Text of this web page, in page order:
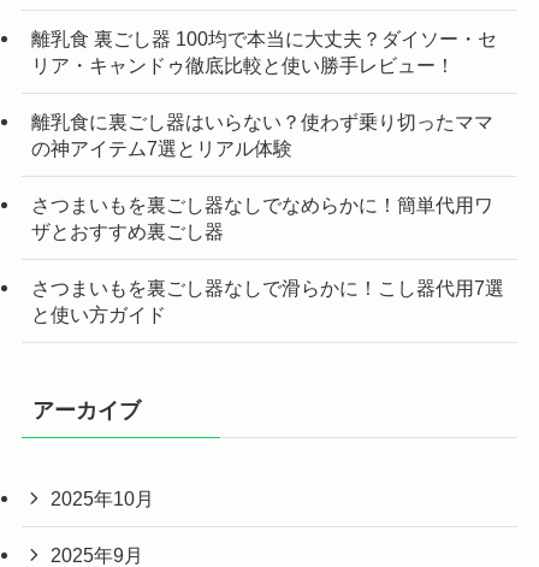
離乳食 裏ごし器 100均で本当に大丈夫？ダイソー・セ
リア・キャンドゥ徹底比較と使い勝手レビュー！
離乳食に裏ごし器はいらない？使わず乗り切ったママ
の神アイテム7選とリアル体験
さつまいもを裏ごし器なしでなめらかに！簡単代用ワ
ザとおすすめ裏ごし器
さつまいもを裏ごし器なしで滑らかに！こし器代用7選
と使い方ガイド
アーカイブ
2025年10月
2025年9月